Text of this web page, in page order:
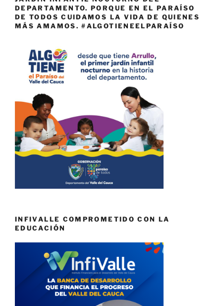
DEPARTAMENTO. PORQUE EN EL PARAÍSO
DE TODOS CUIDAMOS LA VIDA DE QUIENES
MÁS AMAMOS. #ALGOTIENEELPARAÍSO
INFIVALLE COMPROMETIDO CON LA
EDUCACIÓN